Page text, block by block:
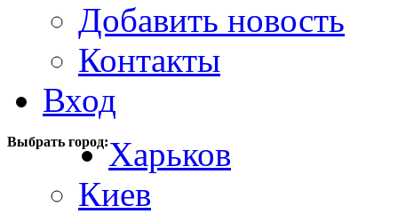
Добавить новость
Контакты
Вход
Выбрать город:Харьков
Киев